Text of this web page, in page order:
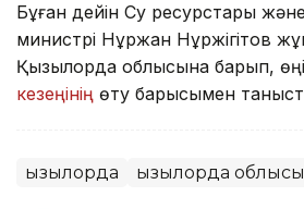
Бұған дейін Су ресурстары
министрі Нұржан Нұржігітов
Қызылорда облысына барып,
кезеңінің өту барысымен
Қызылорда Қызылорда облысы